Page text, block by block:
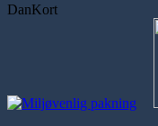
DanKort